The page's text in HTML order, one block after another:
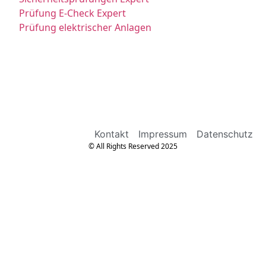
Prüfung E-Check Expert
Prüfung elektrischer Anlagen
Kontakt Impressum Datenschutz
© All Rights Reserved 2025